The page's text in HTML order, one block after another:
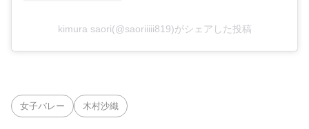
kimura saori(@saoriiiii819)がシェアした投稿
女子バレー 木村沙織